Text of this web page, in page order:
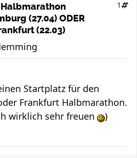
(27.04) ODER
(22.03)
1
Startplatz für den
Frankfurt Halbmarathon.
wirklich sehr freuen
)